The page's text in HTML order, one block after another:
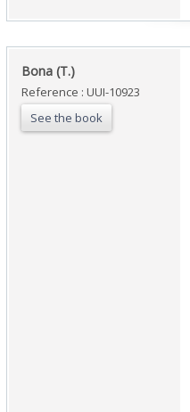
‎Bona (T.)‎
Reference : UUI-10923
See the book